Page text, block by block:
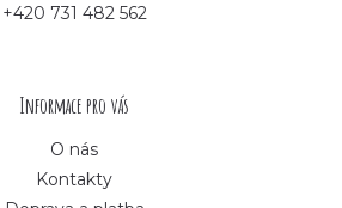
+420 731 482 562
Informace pro vás
O nás
Kontakty